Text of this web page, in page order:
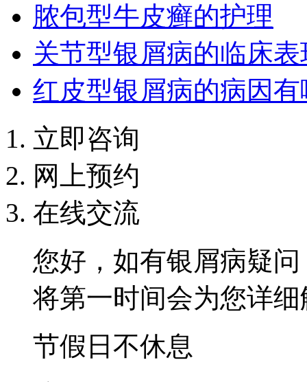
脓包型牛皮癣的护理
关节型银屑病的临床表
红皮型银屑病的病因有
立即咨询
网上预约
在线交流
您好，如有银屑病疑
将第一时间会为您详
节假日不休息